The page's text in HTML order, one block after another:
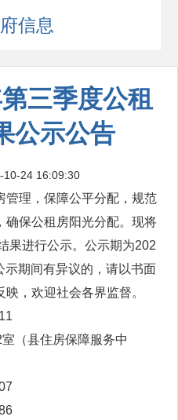
信息
三季度公租
公示公告
10-24 16:09:30
管理，保障公平分配，规范
确保公租房阳光分配。现将
果进行公示。公示期为202
期间有异议的，请以书面
，欢迎社会各界监督。
（县住房保障服务中